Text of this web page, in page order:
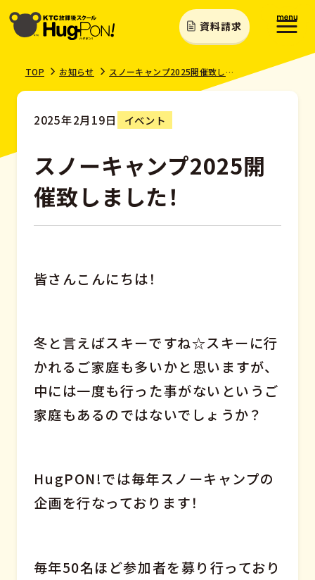
資料請求
TOP お知らせ スノーキャンプ2025開催致しました！
2025年2月19日 イベント
スノーキャンプ2025開
催致しました！
皆さんこんにちは！
冬と言えばスキーですね☆スキーに行
かれるご家庭も多いかと思いますが、
中には一度も行った事がないというご
家庭もあるのではないでしょうか？
HugPON!では毎年スノーキャンプの
企画を行なっております！
毎年50名ほど参加者を募り行っており